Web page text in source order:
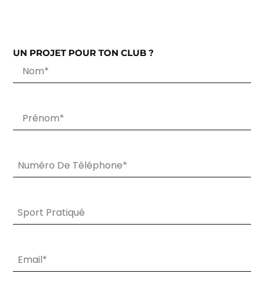
UN PROJET POUR TON CLUB ?